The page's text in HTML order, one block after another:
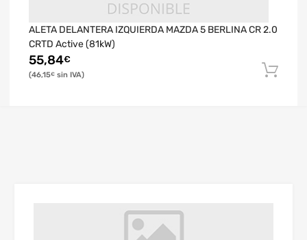
ALETA DELANTERA IZQUIERDA MAZDA 5 BERLINA CR 2.0
CRTD Active (81kW)
55,84€
46,15€